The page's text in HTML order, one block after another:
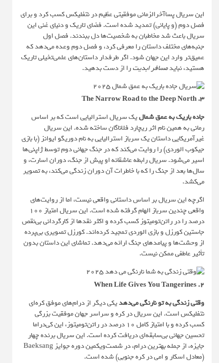
این سریال پساآخرالزمانی موفقیتی عظیم در نتفلیکس کسب کرد و برای
فصل دوم (و پایانی) تمدید شده است. فضای تاریک و دنیای غنی این
سریال باعث شد مخاطبان به شخصیت‌ها دل ببندند. فصل اول
جنبه‌های مختلف داستان را معرفی کرد، و فصل دوم وعده می‌دهد که
عمیق‌تر وارد این جهان شود. اگر طرفدار داستان‌های علمی‌تخیلی‌ تاریک
هستید، نبایدمسافر ابدیترا از دست بدهید.
۳. The Narrow Road to the Deep North
جاده باریک به عمق شمالیک سریال استرالیایی است که بر اساس
رمانی به همین نام اثر ریچارد فلاناگان ساخته شده. این سریال
غیرآمریکایی داستان یک سرباز استرالیایی به نام دوریگو ایوانز (با بازی
جیکوب الوردی) را روایت می‌کند که در جنگ جهانی دوم توسط ژاپنی‌ها
اسیر می‌شود. سریال رابطه عاشقانه او پیش از جنگ، دوران اسارت، و
سال‌ها بعد از جنگ را که با خاطرات آن دوران زندگی می‌کند، به تصویر
می‌کشد.
اگرچه این سریال بر اساس داستانی واقعی نیست، اما از روایت‌های
واقعی چندین سرباز الهام گرفته شده است. این سریال امتیاز ۱۰۰
درصد را در راتن‌تومیتوز کسب کرده و اکثر نقدها از کارگردانی بی‌نقص
جاستین کورزل و بازی الوردی تمجید کرده‌اند. کورزل تصویری بی‌پرده
از وحشت‌ها و پیامدهای جنگ ارائه می‌دهد. تماشای این داستان بدون
تأثیر عاطفی ممکن نیست.
۲. When Life Gives You Tangerines
وقتی زندگی به تو نارنگی می‌دهدیکی دیگر از درام‌های موفق کره‌ای
نتفلیکس است. این سریال در کره و سراسر جهان موفقیت بزرگی
کسب کرده و با امتیاز کامل ۱۰ درصد در راتن‌تومیتوز، این کی‌دراما
تحسین جهانی بی‌سابقه‌ای دریافت کرده است. این سریال برنده چهار
جایزه، از جمله بهترین درام، در شصت‌ویکمین دوره جوایز Baeksang
(معادل اسکار و امی در کره جنوبی) شده است.